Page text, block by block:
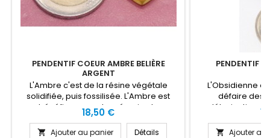
PENDENTIF COEUR AMBRE BELIÈRE
ARGENT
L'Ambre c'est de la résine végétale
solidifiée, puis fossilisée. L'Ambre est
bénéfique pour la mémoire, la
confiance, la sagesse, l'altruisme, la
tranquillité, la prise de décisions,
Prix
18,50 €
 Ajouter au panier Détails
PENDENTIF
L'Obsidienne
défaire des
détoxication,
saignement.
 Ajouter au